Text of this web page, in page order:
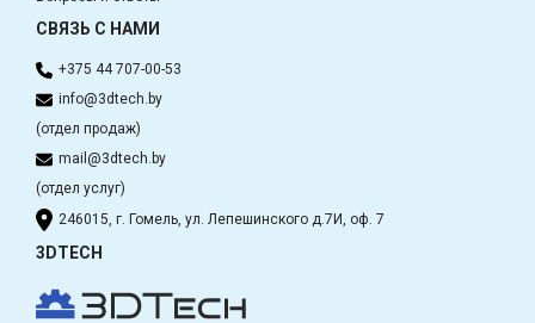
СВЯЗЬ С НАМИ
+375 44 707-00-53
info@3dtech.by
(отдел продаж)
mail@3dtech.by
(отдел услуг)
246015, г. Гомель, ул. Лепешинского д.7И, оф. 7
3DTECH